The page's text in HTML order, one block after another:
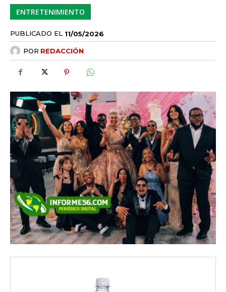
ENTRETENIMIENTO
PUBLICADO EL 11/05/2026
POR REDACCIÓN